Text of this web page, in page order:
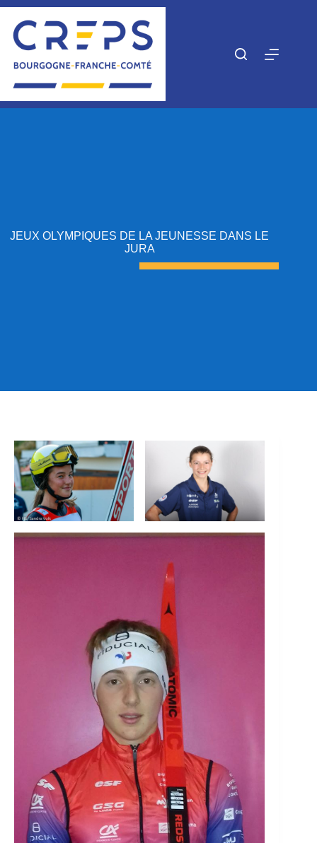
Passer
contenu
JEUX OLYMPIQUES DE LA JEUNESSE DANS LE
JURA